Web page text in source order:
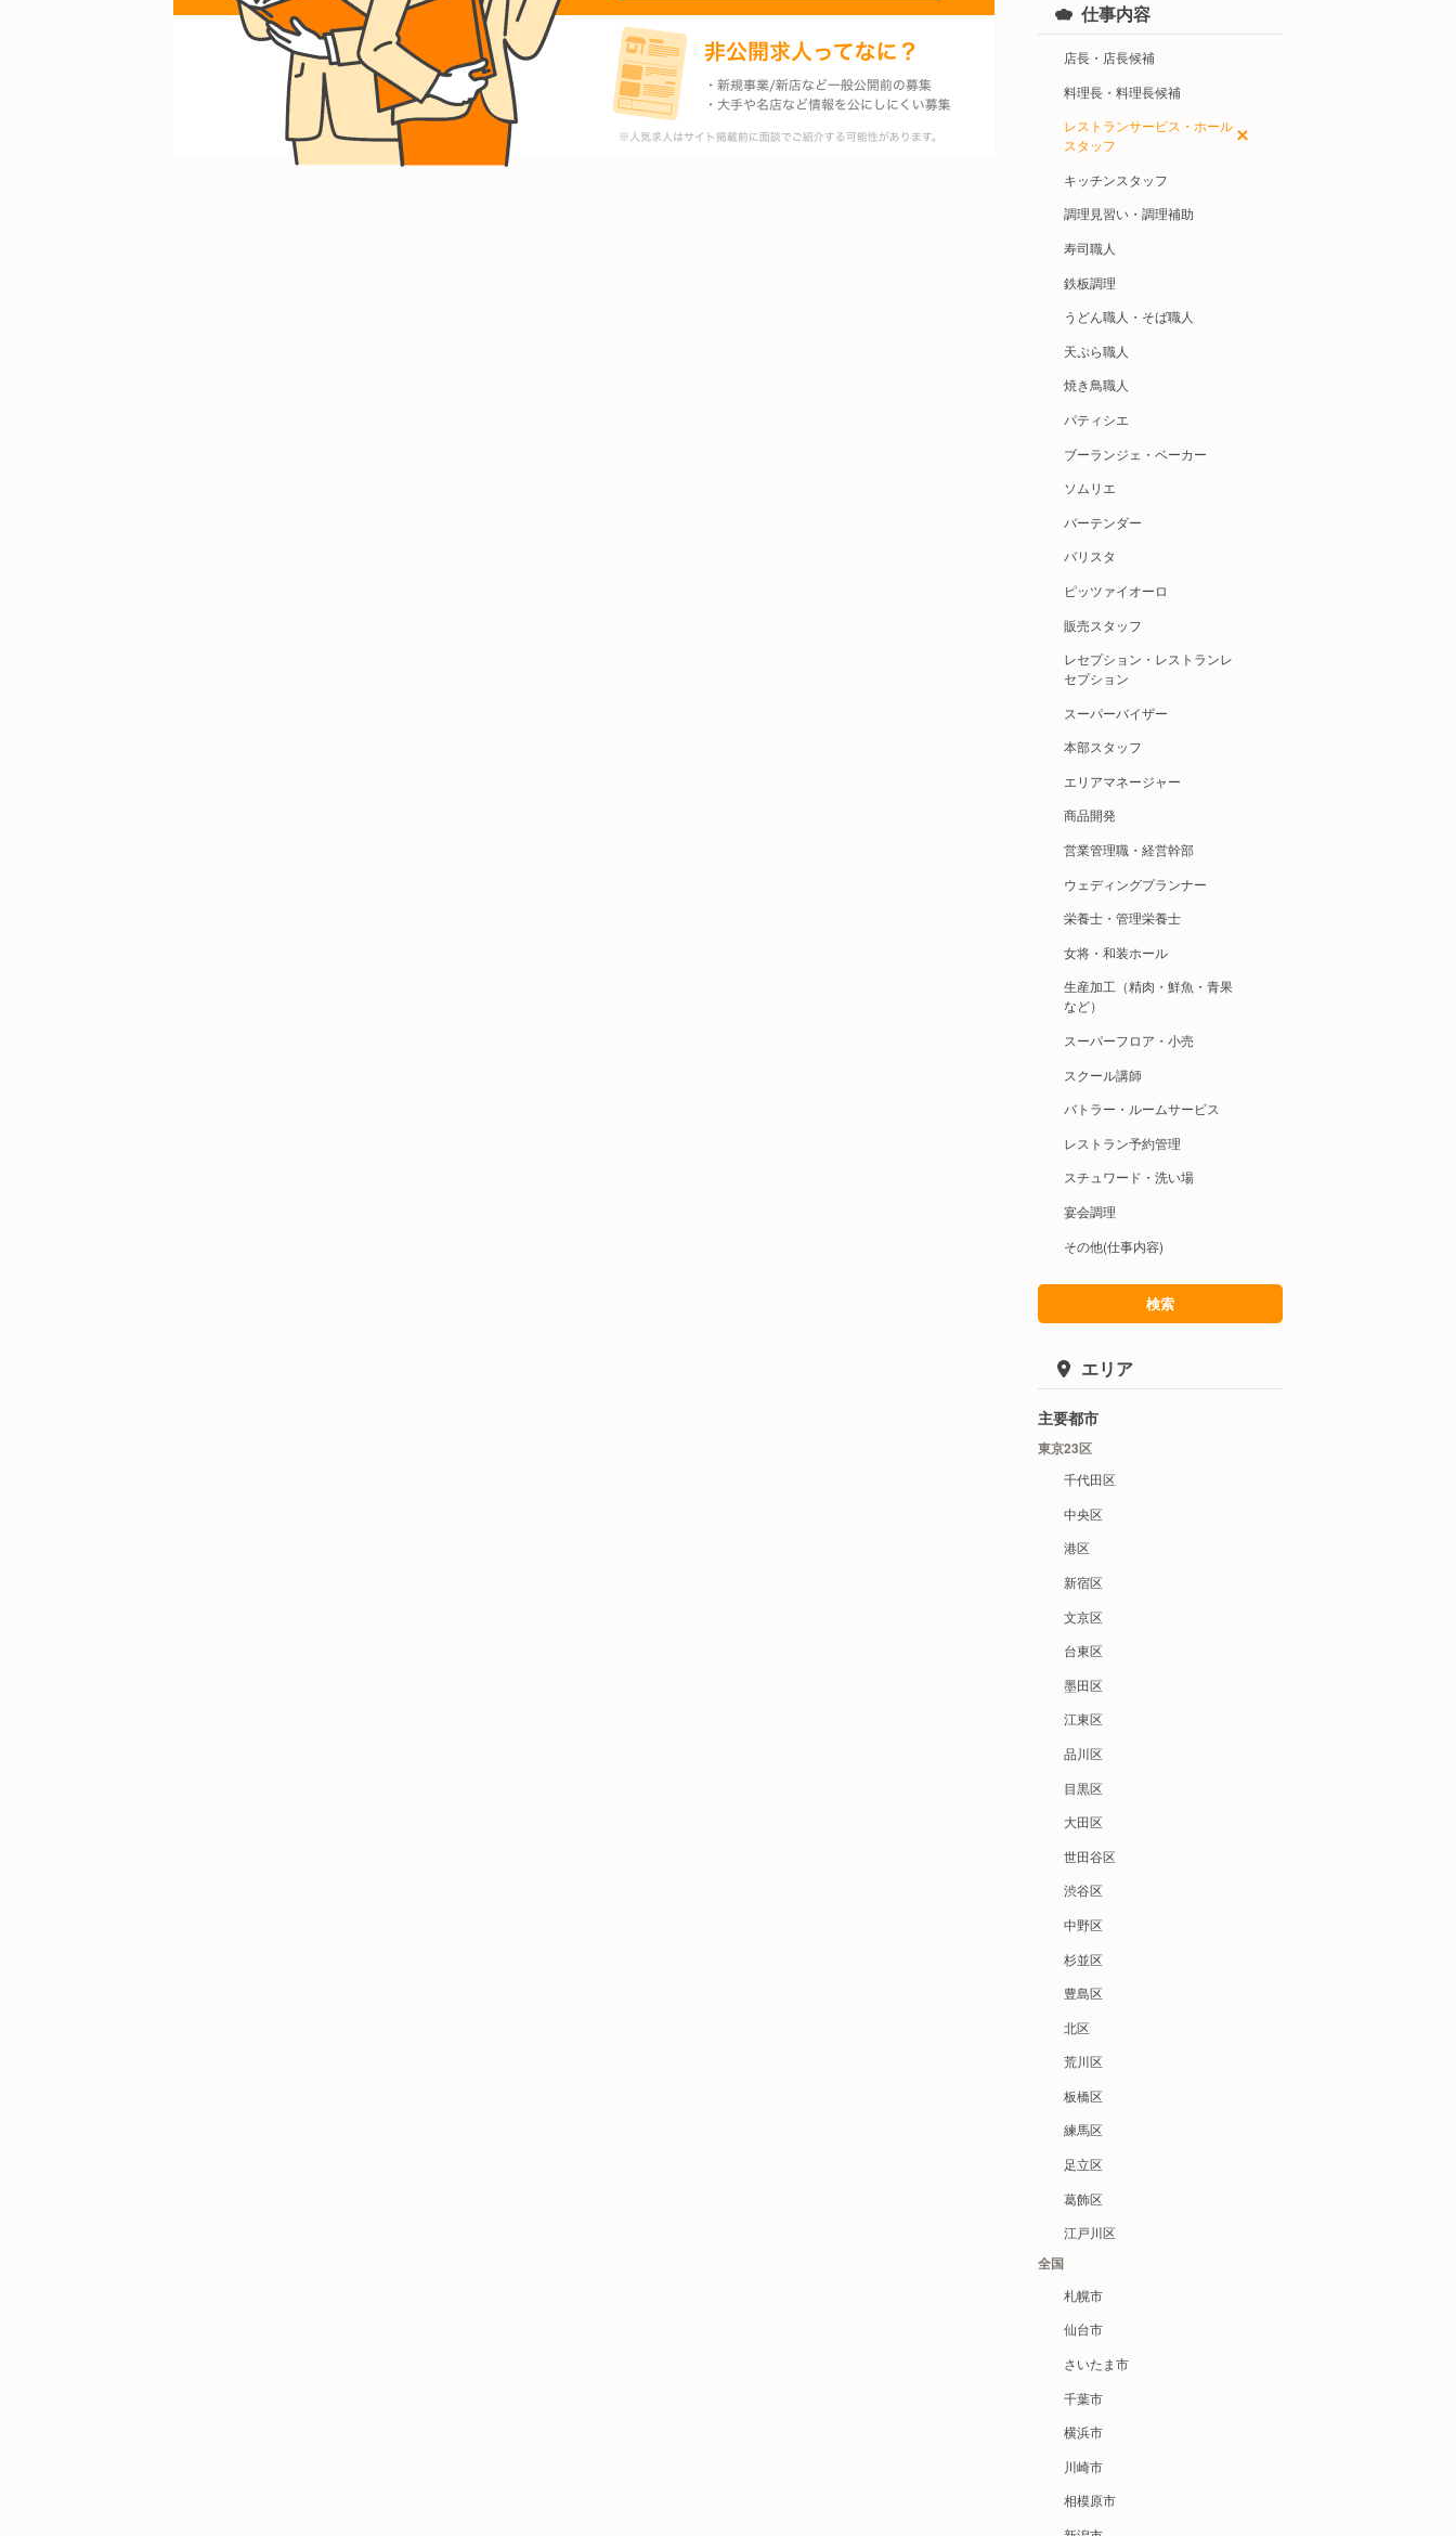
仕事内容
店長・店長候補
料理長・料理長候補
レストランサービス・ホール
スタッフ
キッチンスタッフ
調理見習い・調理補助
寿司職人
鉄板調理
うどん職人・そば職人
天ぷら職人
焼き鳥職人
パティシエ
ブーランジェ・ベーカー
ソムリエ
バーテンダー
バリスタ
ピッツァイオーロ
販売スタッフ
レセプション・レストランレ
セプション
スーパーバイザー
本部スタッフ
エリアマネージャー
商品開発
営業管理職・経営幹部
ウェディングプランナー
栄養士・管理栄養士
女将・和装ホール
生産加工（精肉・鮮魚・青果
など）
スーパーフロア・小売
スクール講師
バトラー・ルームサービス
レストラン予約管理
スチュワード・洗い場
宴会調理
その他(仕事内容)
検索
エリア
主要都市
東京23区
千代田区
中央区
港区
新宿区
文京区
台東区
墨田区
江東区
品川区
目黒区
大田区
世田谷区
渋谷区
中野区
杉並区
豊島区
北区
荒川区
板橋区
練馬区
足立区
葛飾区
江戸川区
全国
札幌市
仙台市
さいたま市
千葉市
横浜市
川崎市
相模原市